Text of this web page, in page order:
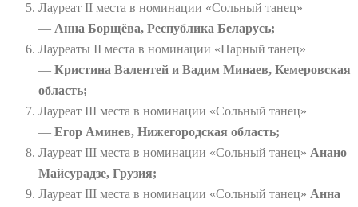
Лауреат II места в номинации «Сольный танец»
— Анна Борщёва, Республика Беларусь;
Лауреаты II места в номинации «Парный танец»
— Кристина Валентей и Вадим Минаев, Кемеровская
область;
Лауреат III места в номинации «Сольный танец»
— Егор Аминев, Нижегородская область;
Лауреат III места в номинации «Сольный танец» Анано
Майсурадзе, Грузия;
Лауреат III места в номинации «Сольный танец» Анна